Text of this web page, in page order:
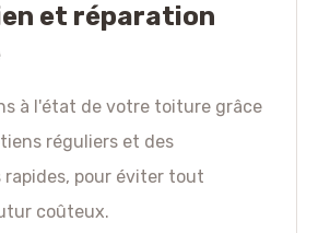
et réparation
à l'état de votre toiture grâce
réguliers et des
rapides, pour éviter tout
coûteux.